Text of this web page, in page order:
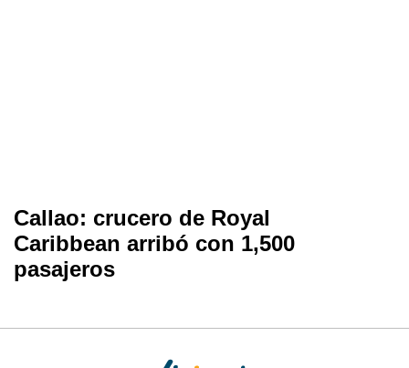
Callao: crucero de Royal
Caribbean arribó con 1,500
pasajeros